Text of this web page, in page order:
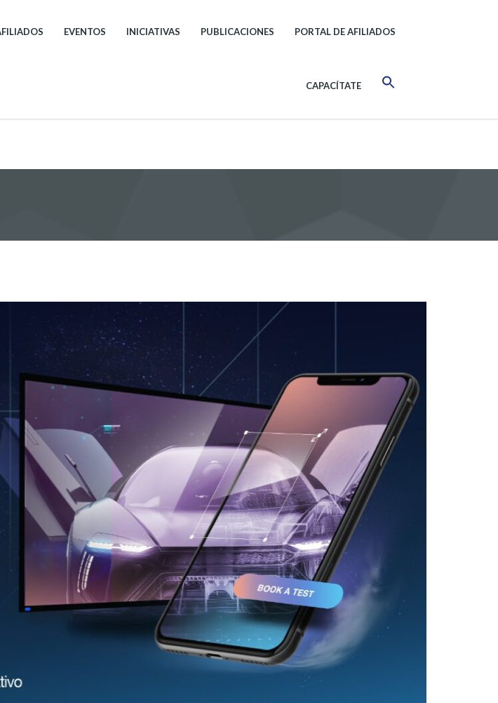
EVENTOS INICIATIVAS PUBLICACIONES PORTAL DE AFILIADOS
CAPACÍTATE